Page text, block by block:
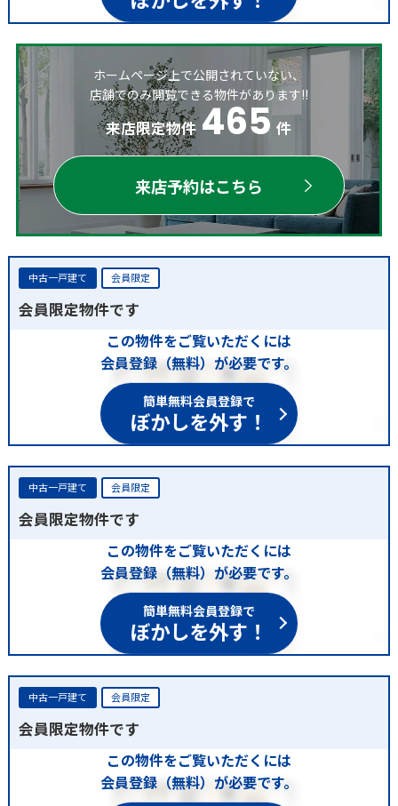
ホームページ上で公開されていない、
店舗でのみ閲覧できる物件があります!!
来店限定物件 465 件
来店予約はこちら
中古一戸建て 会員限定
会員限定物件です
この物件をご覧いただくには
会員登録（無料）が必要です。
簡単無料会員登録で
ぼかしを外す！
中古一戸建て 会員限定
会員限定物件です
この物件をご覧いただくには
会員登録（無料）が必要です。
簡単無料会員登録で
ぼかしを外す！
中古一戸建て 会員限定
会員限定物件です
この物件をご覧いただくには
会員登録（無料）が必要です。